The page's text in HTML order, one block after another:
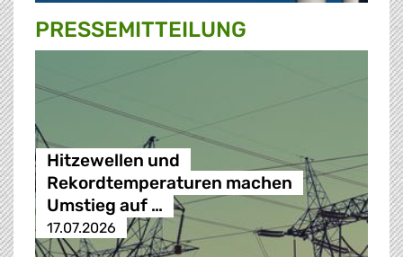
PRESSE­MITTEILUNG
Hitzewellen und
Rekordtemperaturen machen
Umstieg auf …
17.07.2026